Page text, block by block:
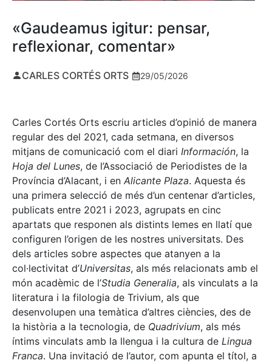
«Gaudeamus igitur: pensar,
reflexionar, comentar»
CARLES CORTÉS ORTS 29/05/2026
Carles Cortés Orts escriu articles d’opinió de manera
regular des del 2021, cada setmana, en diversos
mitjans de comunicació com el diari Información, la
Hoja del Lunes, de l’Associació de Periodistes de la
Província d’Alacant, i en Alicante Plaza. Aquesta és
una primera selecció de més d’un centenar d’articles,
publicats entre 2021 i 2023, agrupats en cinc
apartats que responen als distints lemes en llatí que
configuren l’origen de les nostres universitats. Des
dels articles sobre aspectes que atanyen a la
col·lectivitat d’Universitas, als més relacionats amb el
món acadèmic de l’Studia Generalia, als vinculats a la
literatura i la filologia de Trivium, als que
desenvolupen una temàtica d’altres ciències, des de
la història a la tecnologia, de Quadrivium, als més
íntims vinculats amb la llengua i la cultura de Lingua
Franca. Una invitació de l’autor, com apunta el títol, a